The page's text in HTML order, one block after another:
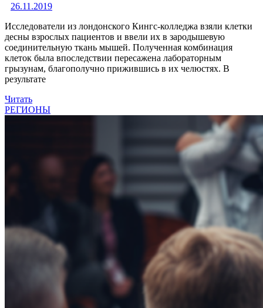
26.11.2019
Исследователи из лондонского Кингс-колледжа взяли клетки
десны взрослых пациентов и ввели их в зародышевую
соединительную ткань мышей. Полученная комбинация
клеток была впоследствии пересажена лабораторным
грызунам, благополучно прижившись в их челюстях. В
результате
Читать
РЕГИОНЫ